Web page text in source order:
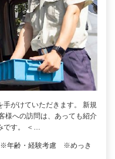
手がけていただきます。 新規
様への訪問は、あっても紹介
です。 ＜…
年齢・経験考慮 ※めっき